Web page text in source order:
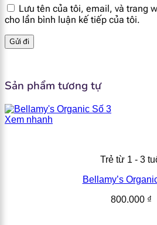
Lưu tên của tôi, email, và trang
cho lần bình luận kế tiếp của tôi.
Sản phẩm tương tự
Xem nhanh
Trẻ từ 1 - 3
Bellamy’s
800.000 ₫